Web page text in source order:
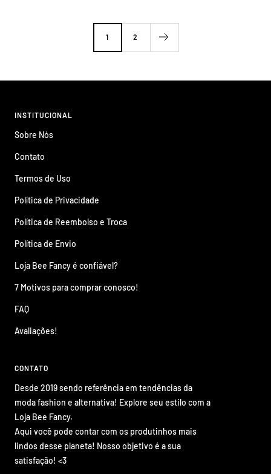
1 2
INSTITUCIONAL
Sobre Nós
Contato
Termos de Uso
Política de Privacidade
Política de Reembolso e Troca
Política de Envio
Loja Bee Fancy é confiável?
7 Motivos para comprar conosco!
FAQ
Avaliações!
CONTATO
Desde 2019 sendo referência em tendências da
moda fashion e alternativa! Explore seu estilo com a
Loja Bee Fancy.
Aqui você pode contar com os produtinhos mais
lindos desse planeta! Nosso objetivo é a sua
satisfação! <3